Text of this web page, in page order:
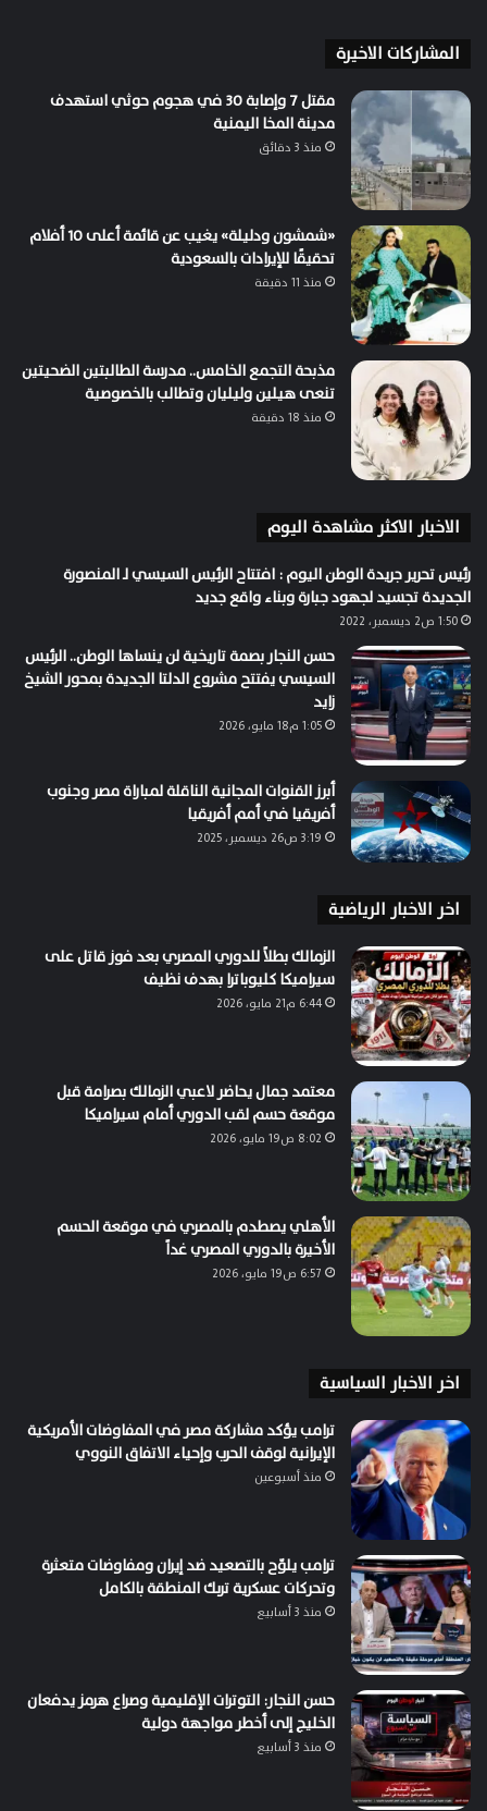
المشاركات الاخيرة
مقتل 7 وإصابة 30 في هجوم حوثي استهدف
مدينة المخا اليمنية
منذ 3 دقائق
«شمشون ودليلة» يغيب عن قائمة أعلى 10 أفلام
تحقيقًا للإيرادات بالسعودية
منذ 11 دقيقة
مذبحة التجمع الخامس.. مدرسة الطالبتين الضحيتين
تنعى هيلين وليليان وتطالب بالخصوصية
منذ 18 دقيقة
الاخبار الاكثر مشاهدة اليوم
رئيس تحرير جريدة الوطن اليوم : افتتاح الرئيس السيسي لـ المنصورة
الجديدة تجسيد لجهود جبارة وبناء واقع جديد
1:50 ص2 ديسمبر، 2022
حسن النجار بصمة تاريخية لن ينساها الوطن.. الرئيس
السيسي يفتتح مشروع الدلتا الجديدة بمحور الشيخ
زايد
1:05 م18 مايو، 2026
أبرز القنوات المجانية الناقلة لمباراة مصر وجنوب
أفريقيا في أمم أفريقيا
3:19 ص26 ديسمبر، 2025
اخر الاخبار الرياضية
الزمالك بطلاً للدوري المصري بعد فوز قاتل على
سيراميكا كليوباترا بهدف نظيف
6:44 م21 مايو، 2026
معتمد جمال يحاضر لاعبي الزمالك بصرامة قبل
موقعة حسم لقب الدوري أمام سيراميكا
8:02 ص19 مايو، 2026
الأهلي يصطدم بالمصري في موقعة الحسم
الأخيرة بالدوري المصري غداً
6:57 ص19 مايو، 2026
اخر الاخبار السياسية
ترامب يؤكد مشاركة مصر في المفاوضات الأمريكية
الإيرانية لوقف الحرب وإحياء الاتفاق النووي
منذ أسبوعين
ترامب يلوّح بالتصعيد ضد إيران ومفاوضات متعثرة
وتحركات عسكرية تربك المنطقة بالكامل
منذ 3 أسابيع
حسن النجار: التوترات الإقليمية وصراع هرمز يدفعان
الخليج إلى أخطر مواجهة دولية
منذ 3 أسابيع